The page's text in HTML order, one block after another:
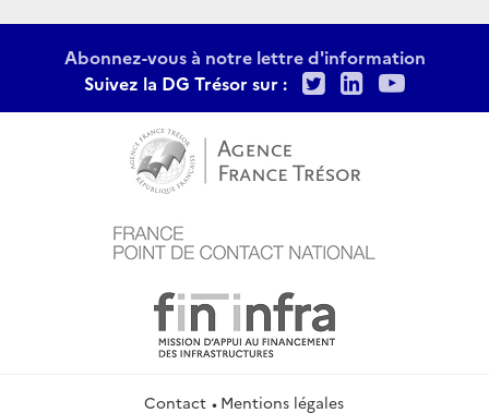
Abonnez-vous à notre lettre d'information
Suivez la DG Trésor sur :
TwitterLinkedIn
Contact Mentions légales